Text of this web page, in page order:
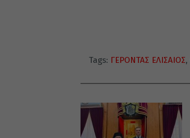
Tags: ΓΕΡΟΝΤΑΣ ΕΛΙΣΑΙΟΣ,